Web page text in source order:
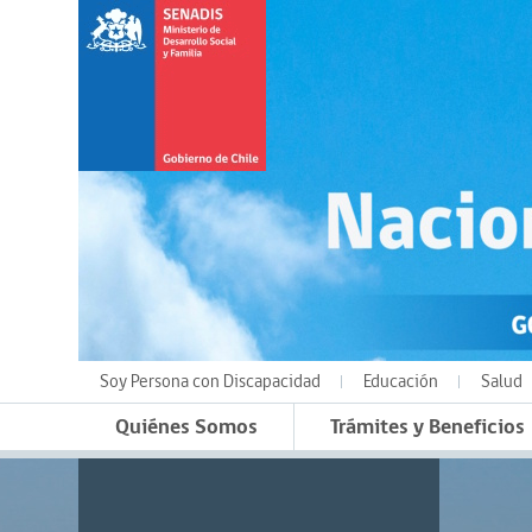
Soy Persona con Discapacidad Educación Salud
Quiénes Somos Trámites y Beneficios